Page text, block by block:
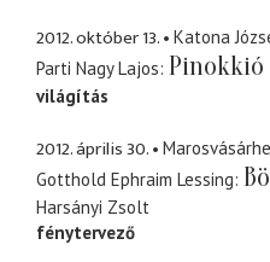
2012. október 13.
Katona
Parti Nagy Lajos Pinokkió
világítás
2012. április 30.
Gotthold Ephraim Lessing
Harsányi Zsolt
fénytervező